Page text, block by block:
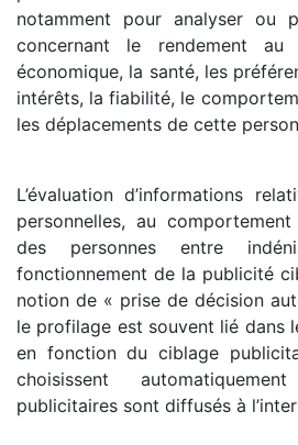
notamment pour analyser ou
concernant le rendement
économique, la santé, les
intérêts, la fiabilité, le
les déplacements de cette
L’évaluation d’informations
personnelles, au
des personnes entre
fonctionnement de la publicité
notion de « prise de décision
le profilage est souvent lié dans
en fonction du ciblage
choisissent
publicitaires sont diffusés à